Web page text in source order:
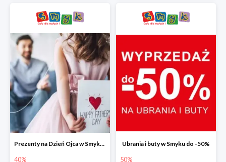
Prezenty na Dzień Ojca w Smyku do -40%
40%
Ubrania i buty w Smyku do -50%
50%